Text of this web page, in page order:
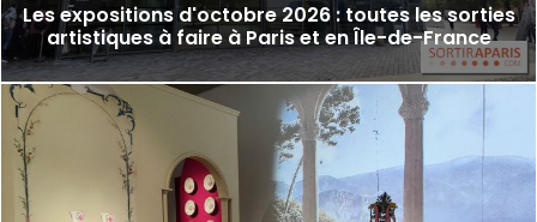
Les expositions d'octobre 2026 : toutes les sorties
artistiques à faire à Paris et en Île-de-France